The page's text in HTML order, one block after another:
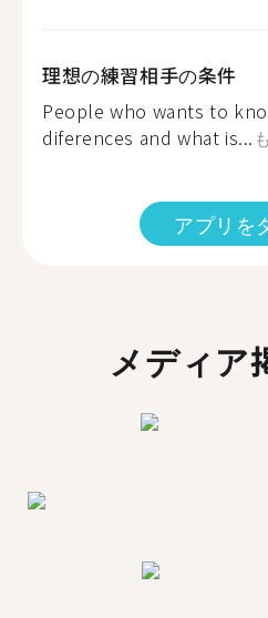
理想の練習相手の条件
People who wants to
diferences and what is...
アプリを
メディア